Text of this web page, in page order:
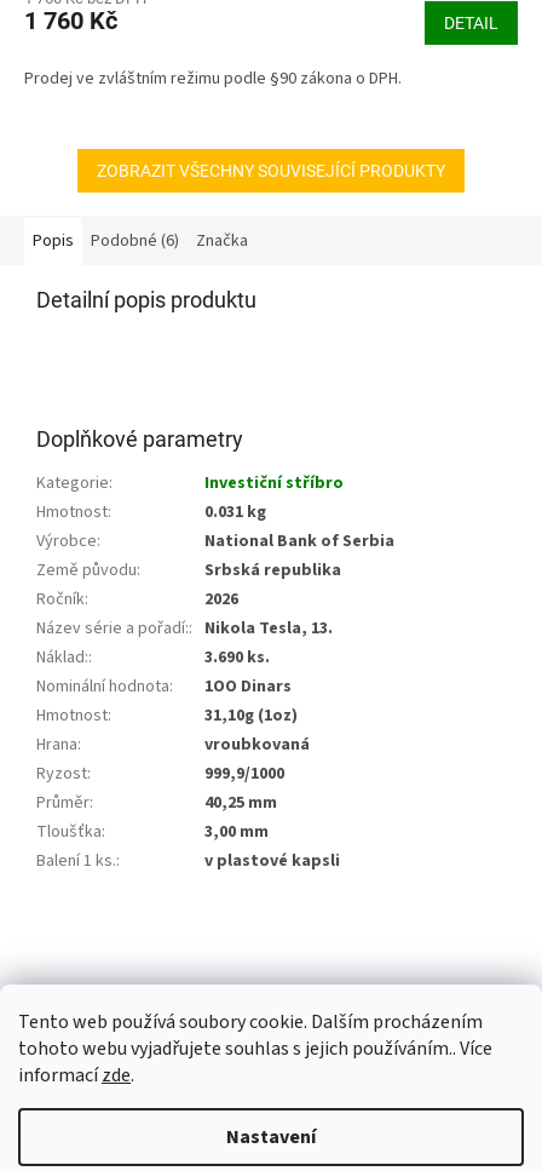
Tento web používá soubory cookie. Dalším procházením
tohoto webu vyjadřujete souhlas s jejich používáním.. Více
informacízde.
Nastavení
je
z
1 760 Kč DETAIL
Prodej ve zvláštním režimu podle §90 zákona o DPH.
ZOBRAZIT VŠECHNY SOUVISEJÍCÍ PRODUKTY
Popis Podobné (6) Značka
Detailní popis produktu
Doplňkové parametry
Kategorie:
Investiční stříbro
Hmotnost:
0.031 kg
Výrobce:
National Bank of Serbia
Země původu:
Srbská republika
Ročník:
2026
Název série a pořadí:: Nikola Tesla, 13.
Náklad::
3.690 ks.
Nominální hodnota:
1OO Dinars
Hmotnost:
31,10g (1oz)
Hrana:
vroubkovaná
Ryzost:
999,9/1000
Průměr:
40,25 mm
Tloušťka:
3,00 mm
Balení 1 ks.: v plastové kapsli
p